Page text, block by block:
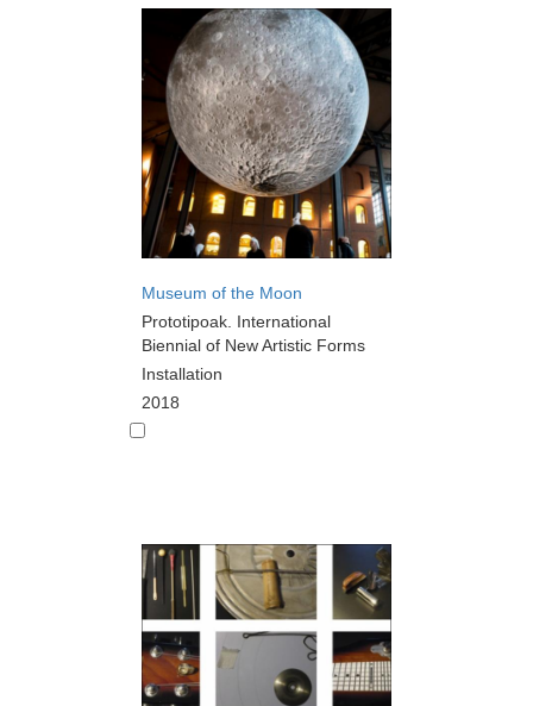
Museum of the Moon
Prototipoak. International
Biennial of New Artistic Forms
Installation
2018